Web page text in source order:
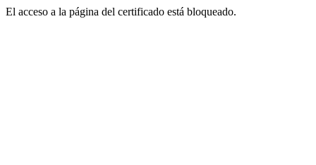
El acceso a la página del certificado está bloqueado.